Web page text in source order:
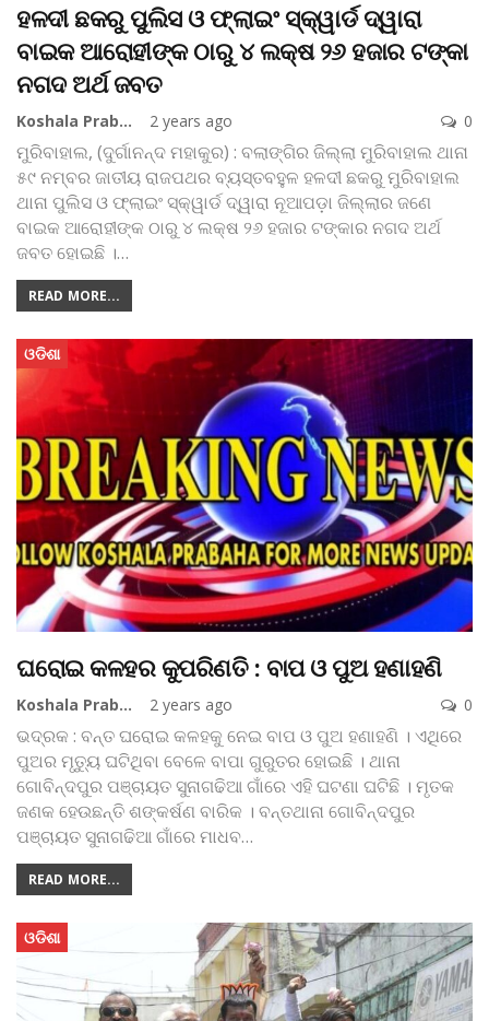
ହଳଦୀ ଛକରୁ ପୁଲିସ ଓ ଫ୍ଲାଇଂ ସ୍କ୍ୱାର୍ଡ ଦ୍ୱାରା
ବାଇକ ଆରୋହୀଙ୍କ ଠାରୁ ୪ ଲକ୍ଷ ୨୬ ହଜାର ଟଙ୍କା
ନଗଦ ଅର୍ଥ ଜବତ
Koshala Prabaha 2 years ago 0
ମୁରିବାହାଲ, (ଦୁର୍ଗାନନ୍ଦ ମହାକୁର) : ବଲାଙ୍ଗିର ଜିଲ୍ଲା ମୁରିବାହାଲ ଥାନା
୫୯ ନମ୍ବର ଜାତୀୟ ରାଜପଥର ବ୍ୟସ୍ତବହୁଳ ହଳଦୀ ଛକରୁ ମୁରିବାହାଲ
ଥାନା ପୁଲିସ ଓ ଫ୍ଲାଇଂ ସ୍କ୍ୱାର୍ଡ ଦ୍ୱାରା ନୂଆପଡ଼ା ଜିଲ୍ଲାର ଜଣେ
ବାଇକ ଆରୋହୀଙ୍କ ଠାରୁ ୪ ଲକ୍ଷ ୨୬ ହଜାର ଟଙ୍କାର ନଗଦ ଅର୍ଥ
ଜବତ ହୋଇଛି ।…
READ MORE...
ଓଡିଶା
ଘରୋଇ କଳହର କୁପରିଣତି : ବାପ ଓ ପୁଅ ହଣାହଣି
Koshala Prabaha 2 years ago 0
ଭଦ୍ରକ : ବନ୍ତ ଘରୋଇ କଳହକୁ ନେଇ ବାପ ଓ ପୁଅ ହଣାହଣି । ଏଥିରେ
ପୁଅର ମୃତ୍ୟୁ ଘଟିଥିବା ବେଳେ ବାପା ଗୁରୁତର ହୋଇଛି । ଥାନା
ଗୋବିନ୍ଦପୁର ପଞ୍ଚାୟତ ସୁନାଗଢିଆ ଗାଁରେ ଏହି ଘଟଣା ଘଟିଛି । ମୃତକ
ଜଣକ ହେଉଛନ୍ତି ଶଙ୍କର୍ଷଣ ବାରିକ । ବନ୍ତଥାନା ଗୋବିନ୍ଦପୁର
ପଞ୍ଚାୟତ ସୁନାଗଢିଆ ଗାଁରେ ମାଧବ…
READ MORE...
ଓଡିଶା